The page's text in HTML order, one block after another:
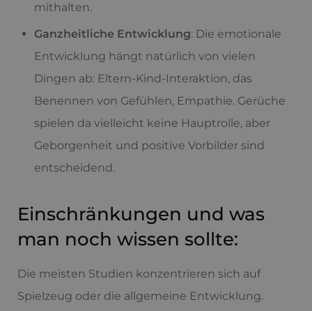
mithalten.
Ganzheitliche Entwicklung: Die emotionale
Entwicklung hängt natürlich von vielen
Dingen ab: Eltern-Kind-Interaktion, das
Benennen von Gefühlen, Empathie. Gerüche
spielen da vielleicht keine Hauptrolle, aber
Geborgenheit und positive Vorbilder sind
entscheidend.
Einschränkungen und was
man noch wissen sollte:
Die meisten Studien konzentrieren sich auf
Spielzeug oder die allgemeine Entwicklung.